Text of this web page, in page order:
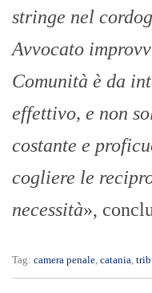
stringe nel
Avvocato
Comunità è da
effettivo, e non
costante e
cogliere le
necessità»,
Tag: camera penale, catania,